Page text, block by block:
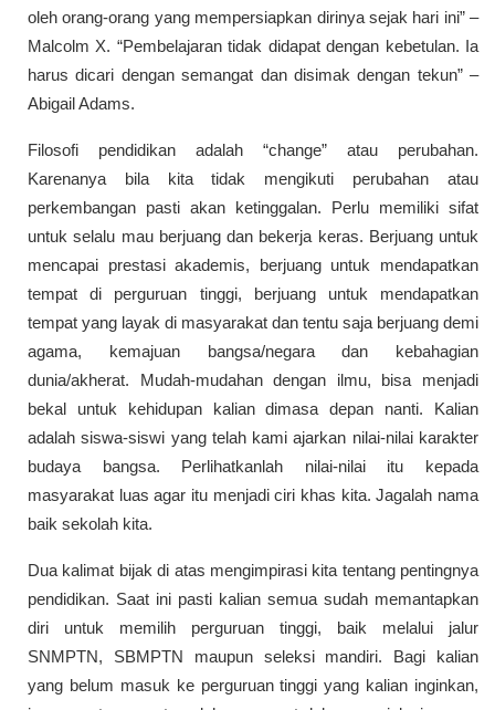
oleh orang-orang yang mempersiapkan dirinya sejak hari ini” –
Malcolm X. “Pembelajaran tidak didapat dengan kebetulan. Ia
harus dicari dengan semangat dan disimak dengan tekun” –
Abigail Adams.
Filosofi pendidikan adalah “change” atau perubahan.
Karenanya bila kita tidak mengikuti perubahan atau
perkembangan pasti akan ketinggalan. Perlu memiliki sifat
untuk selalu mau berjuang dan bekerja keras. Berjuang untuk
mencapai prestasi akademis, berjuang untuk mendapatkan
tempat di perguruan tinggi, berjuang untuk mendapatkan
tempat yang layak di masyarakat dan tentu saja berjuang demi
agama, kemajuan bangsa/negara dan kebahagian
dunia/akherat. Mudah-mudahan dengan ilmu, bisa menjadi
bekal untuk kehidupan kalian dimasa depan nanti. Kalian
adalah siswa-siswi yang telah kami ajarkan nilai-nilai karakter
budaya bangsa. Perlihatkanlah nilai-nilai itu kepada
masyarakat luas agar itu menjadi ciri khas kita. Jagalah nama
baik sekolah kita.
Dua kalimat bijak di atas mengimpirasi kita tentang pentingnya
pendidikan. Saat ini pasti kalian semua sudah memantapkan
diri untuk memilih perguruan tinggi, baik melalui jalur
SNMPTN, SBMPTN maupun seleksi mandiri. Bagi kalian
yang belum masuk ke perguruan tinggi yang kalian inginkan,